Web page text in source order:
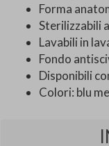
Forma
Sterilizzabili
Lavabili in
Fondo
Disponibili
Colori: blu